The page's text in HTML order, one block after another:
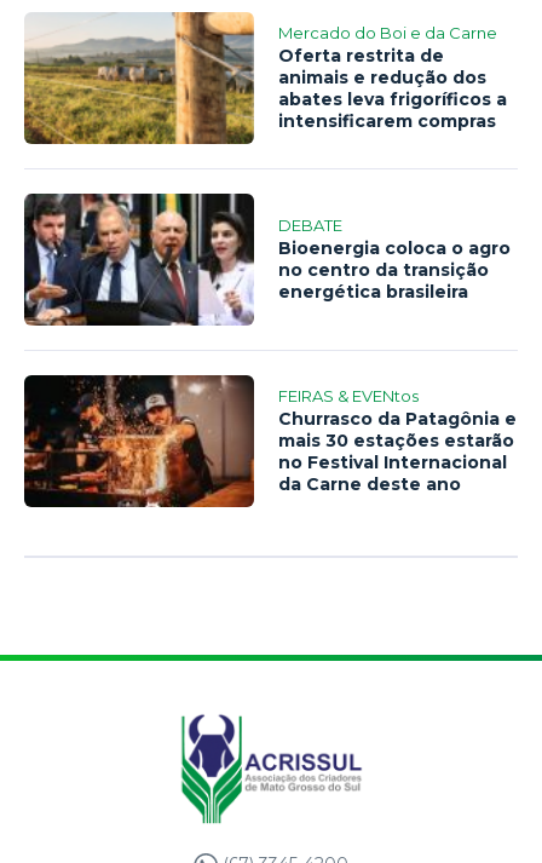
Mercado do Boi e da Carne
Oferta restrita de
animais e redução dos
abates leva frigoríficos a
intensificarem compras
DEBATE
Bioenergia coloca o agro
no centro da transição
energética brasileira
FEIRAS & EVENtos
Churrasco da Patagônia e
mais 30 estações estarão
no Festival Internacional
da Carne deste ano